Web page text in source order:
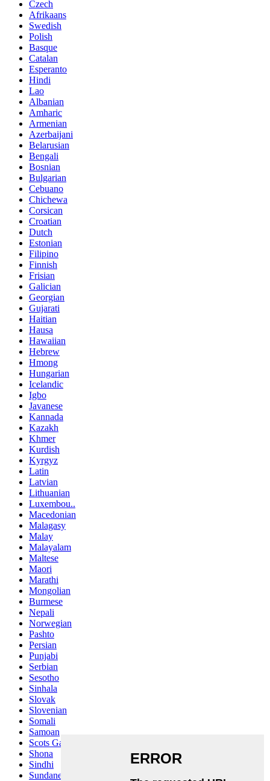
Czech
Afrikaans
Swedish
Polish
Basque
Catalan
Esperanto
Hindi
Lao
Albanian
Amharic
Armenian
Azerbaijani
Belarusian
Bengali
Bosnian
Bulgarian
Cebuano
Chichewa
Corsican
Croatian
Dutch
Estonian
Filipino
Finnish
Frisian
Galician
Georgian
Gujarati
Haitian
Hausa
Hawaiian
Hebrew
Hmong
Hungarian
Icelandic
Igbo
Javanese
Kannada
Kazakh
Khmer
Kurdish
Kyrgyz
Latin
Latvian
Lithuanian
Luxembou..
Macedonian
Malagasy
Malay
Malayalam
Maltese
Maori
Marathi
Mongolian
Burmese
Nepali
Norwegian
Pashto
Persian
Punjabi
Serbian
Sesotho
Sinhala
Slovak
Slovenian
Somali
Samoan
Scots Gaelic
Shona
Sindhi
Sundanese